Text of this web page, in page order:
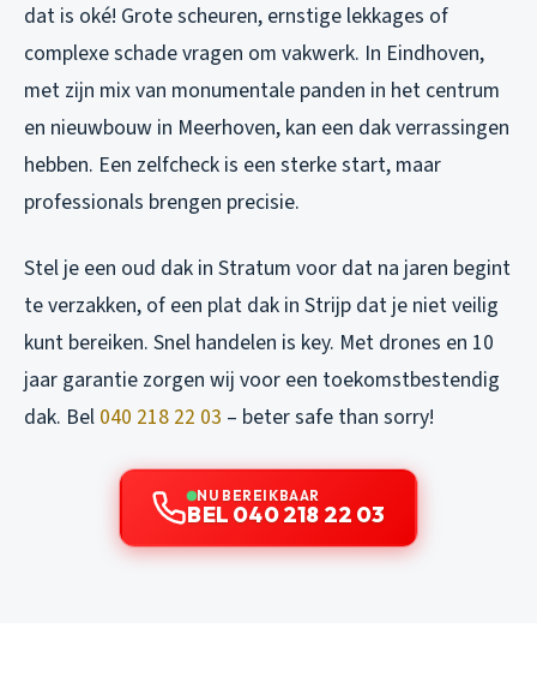
dat is oké! Grote scheuren, ernstige lekkages of
complexe schade vragen om vakwerk. In Eindhoven,
met zijn mix van monumentale panden in het centrum
en nieuwbouw in Meerhoven, kan een dak verrassingen
hebben. Een zelfcheck is een sterke start, maar
professionals brengen precisie.
Stel je een oud dak in Stratum voor dat na jaren begint
te verzakken, of een plat dak in Strijp dat je niet veilig
kunt bereiken. Snel handelen is key. Met drones en 10
jaar garantie zorgen wij voor een toekomstbestendig
dak. Bel 040 218 22 03 – beter safe than sorry!
NU BEREIKBAAR
BEL 040 218 22 03